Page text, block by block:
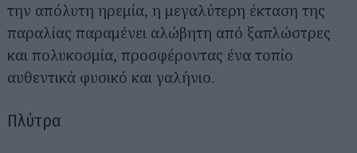
την απόλυτη ηρεμία, η μεγαλύτερη έκταση της
παραλίας παραμένει αλώβητη από ξαπλώστρες
και πολυκοσμία, προσφέροντας ένα τοπίο
αυθεντικά φυσικό και γαλήνιο.
Πλύτρα